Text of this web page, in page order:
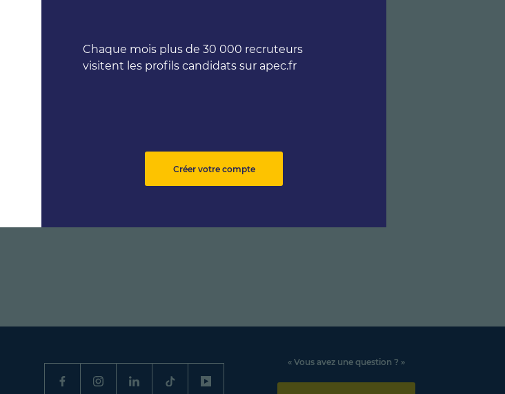
Chaque mois plus de 30 000 recruteurs
visitent les profils candidats sur apec.fr
Créer votre compte
« Vous avez une question ? »